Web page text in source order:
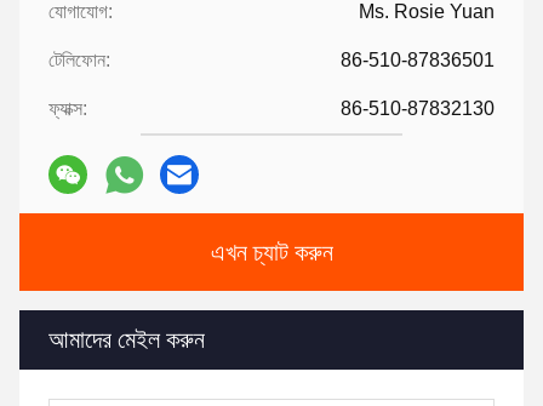
যোগাযোগ: Ms. Rosie Yuan
টেলিফোন: 86-510-87836501
ফ্যাক্স: 86-510-87832130
এখন চ্যাট করুন
আমাদের মেইল ​​করুন